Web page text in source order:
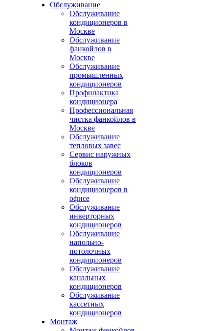
Обслуживание
Обслуживание
кондиционеров в
Москве
Обслуживание
фанкойлов в
Москве
Обслуживание
промышленных
кондиционеров
Профилактика
кондиционера
Профессиональная
чистка фанкойлов в
Москве
Обслуживание
тепловых завес
Сервис наружных
блоков
кондиционеров
Обслуживание
кондиционеров в
офисе
Обслуживание
инверторных
кондиционеров
Обслуживание
напольно-
потолочных
кондиционеров
Обслуживание
канальных
кондиционеров
Обслуживание
кассетных
кондиционеров
Монтаж